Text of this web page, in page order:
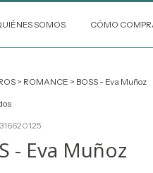
SOMOS CÓMO
> ROMANCE > BOSS - Eva Muñoz
- Eva Muñoz